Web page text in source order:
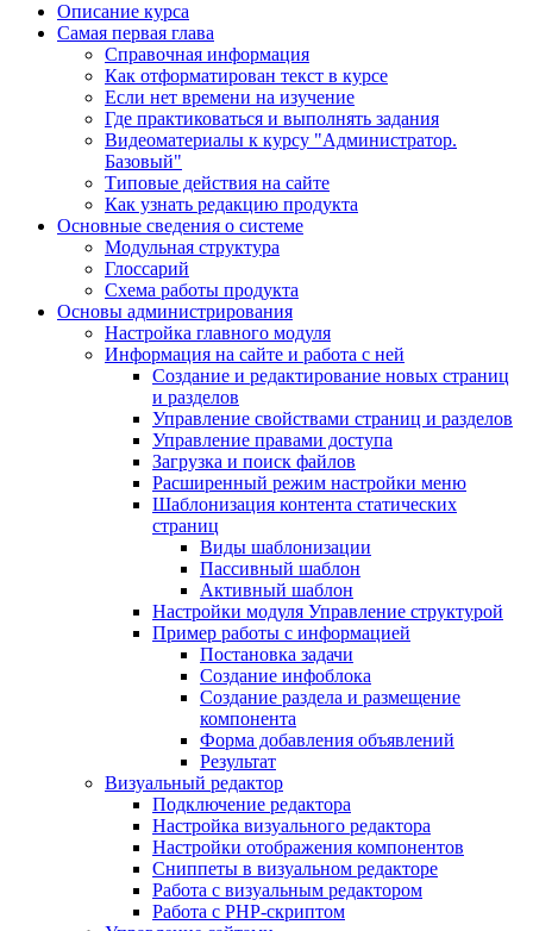
Описание курса
Самая первая глава
Справочная информация
Как отформатирован текст в курсе
Если нет времени на изучение
Где практиковаться и выполнять задания
Видеоматериалы к курсу "Администратор.
Базовый"
Типовые действия на сайте
Как узнать редакцию продукта
Основные сведения о системе
Модульная структура
Глоссарий
Схема работы продукта
Основы администрирования
Настройка главного модуля
Информация на сайте и работа с ней
Создание и редактирование новых страниц
и разделов
Управление свойствами страниц и разделов
Управление правами доступа
Загрузка и поиск файлов
Расширенный режим настройки меню
Шаблонизация контента статических
страниц
Виды шаблонизации
Пассивный шаблон
Активный шаблон
Настройки модуля Управление структурой
Пример работы с информацией
Постановка задачи
Создание инфоблока
Создание раздела и размещение
компонента
Форма добавления объявлений
Результат
Визуальный редактор
Подключение редактора
Настройка визуального редактора
Настройки отображения компонентов
Сниппеты в визуальном редакторе
Работа с визуальным редактором
Работа с PHP-скриптом